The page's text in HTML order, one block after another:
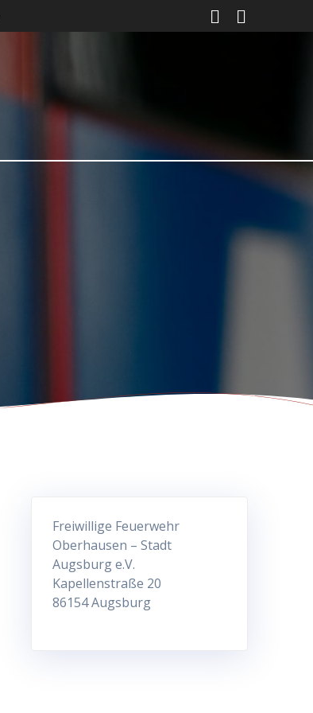
Freiwillige Feuerwehr
Oberhausen – Stadt
Augsburg e.V.
Kapellenstraße 20
86154 Augsburg